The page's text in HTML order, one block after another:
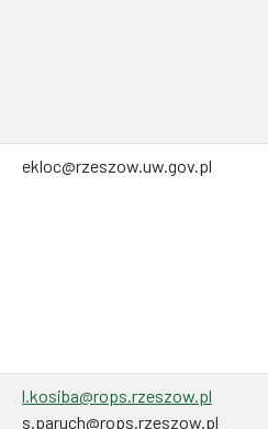
ekloc@rzeszow.uw.gov.pl
l.kosiba@rops.rzeszow.pl
s.paruch@rops.rzeszow.pl